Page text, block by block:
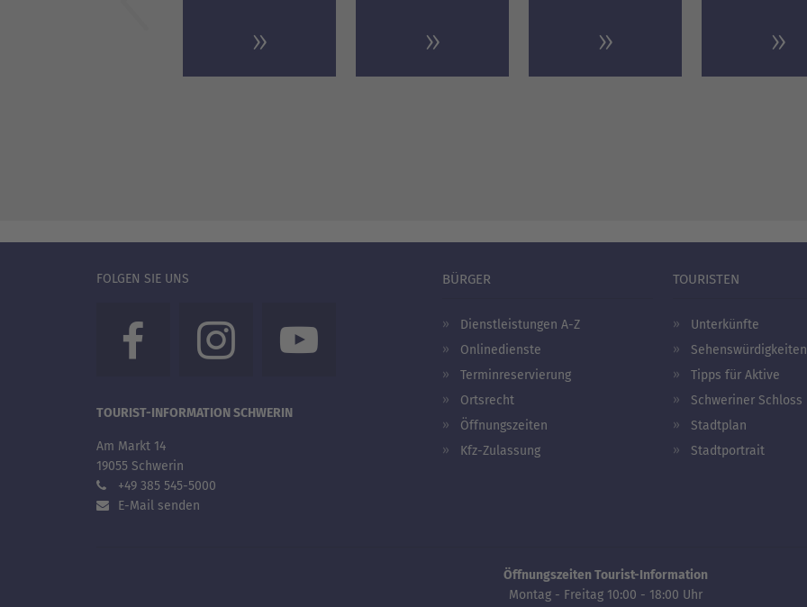
FOLGEN SIE UNS
TOURIST-INFORMATION SCHWERIN
Am Markt 14
19055 Schwerin
+49 385 545-5000
E-Mail senden
BÜRGER
Dienstleistungen A-Z
Onlinedienste
Terminreservierung
Ortsrecht
Öffnungszeiten
Kfz-Zulassung
TOURISTEN
Unterkünfte
Sehenswürdigkeiten
Tipps für Aktive
Schweriner Schloss
Stadtplan
Stadtportrait
Öffnungszeiten Tourist-Information
Montag - Freitag 10:00 - 18:00 Uhr